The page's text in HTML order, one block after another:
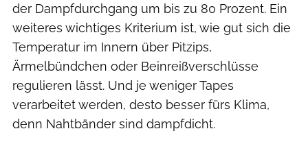
der Dampfdurchgang um bis zu 80 Prozent. Ein
weiteres wichtiges Kriterium ist, wie gut sich die
Temperatur im Innern über Pitzips,
Ärmelbündchen oder Beinreißverschlüsse
regulieren lässt. Und je weniger Tapes
verarbeitet werden, desto besser fürs Klima,
denn Nahtbänder sind dampfdicht.